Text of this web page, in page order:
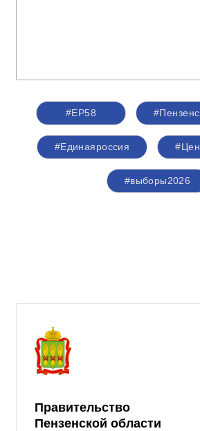
#ЕР58
#Единаяроссия
#выборы2026
Правительство
Пензенской области